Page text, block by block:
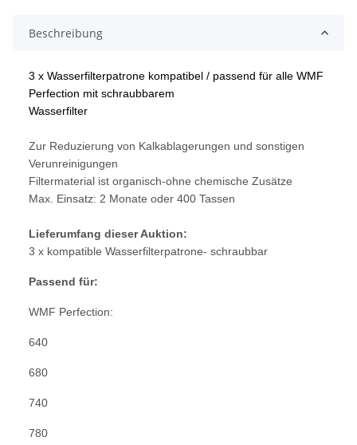
Beschreibung
3 x Wasserfilterpatrone kompatibel / passend für alle WMF
Perfection mit schraubbarem
Wasserfilter
Zur Reduzierung von Kalkablagerungen und sonstigen
Verunreinigungen
Filtermaterial ist organisch-ohne chemische Zusätze
Max. Einsatz: 2 Monate oder 400 Tassen
Lieferumfang dieser Auktion:
3 x kompatible Wasserfilterpatrone- schraubbar
Passend für:
WMF Perfection:
640
680
740
780